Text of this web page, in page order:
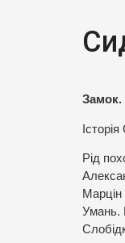
Замок.
Рід
Марцін
Умань.